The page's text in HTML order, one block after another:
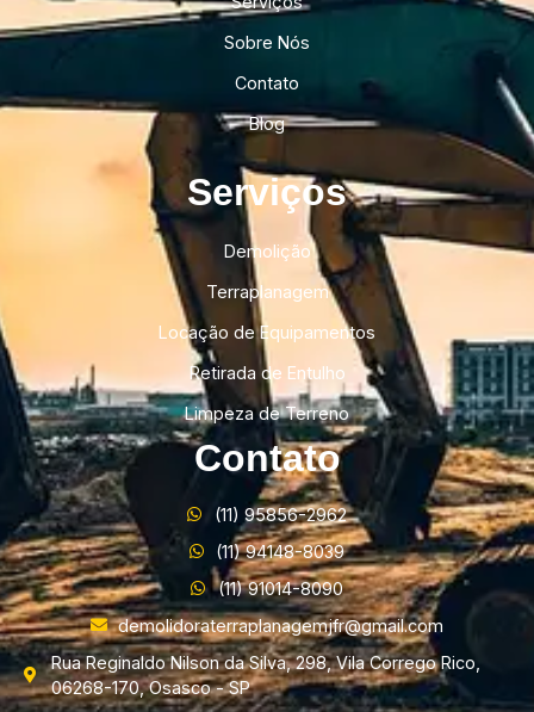
Sobre Nós
Contato
Blog
Serviços
Demolição
Terraplanagem
Locação de Equipamentos
Retirada de Entulho
Limpeza de Terreno
Contato
(11) 95856-2962
(11) 94148-8039
(11) 91014-8090
demolidoraterraplanagemjfr@gmail.com
Rua Reginaldo Nilson da Silva, 298, Vila Corrego Rico,
06268-170, Osasco - SP